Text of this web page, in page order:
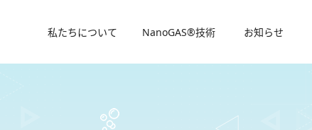
私たちについて NanoGAS®技術 お知らせ